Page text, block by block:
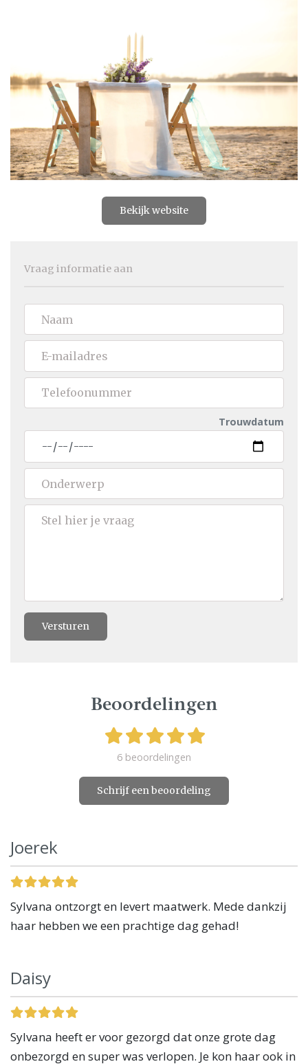
Bekijk website
Vraag informatie aan
Trouwdatum
Versturen
Beoordelingen
6 beoordelingen
Schrijf een beoordeling
Joerek
Sylvana ontzorgt en levert maatwerk. Mede dankzij
haar hebben we een prachtige dag gehad!
Daisy
Sylvana heeft er voor gezorgd dat onze grote dag
onbezorgd en super was verlopen. Je kon haar ook in